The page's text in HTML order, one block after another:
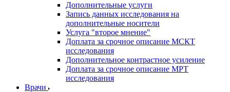
Дополнительные услуги
Запись данных исследования на
дополнительные носители
Услуга "второе мнение"
Доплата за срочное описание МСКТ
исследования
Дополнительное контрастное усиление
Доплата за срочное описание МРТ
исследования
Врачи